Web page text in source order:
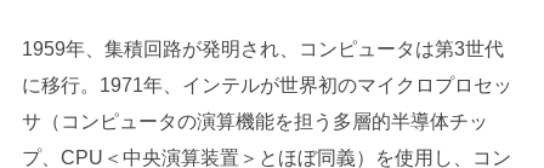
1959年、集積回路が発明され、コンピュータは第3世代
に移行。1971年、インテルが世界初のマイクロプロセッ
サ（コンピュータの演算機能を担う多層的半導体チッ
プ、CPU＜中央演算装置＞とほぼ同義）を使用し、コン